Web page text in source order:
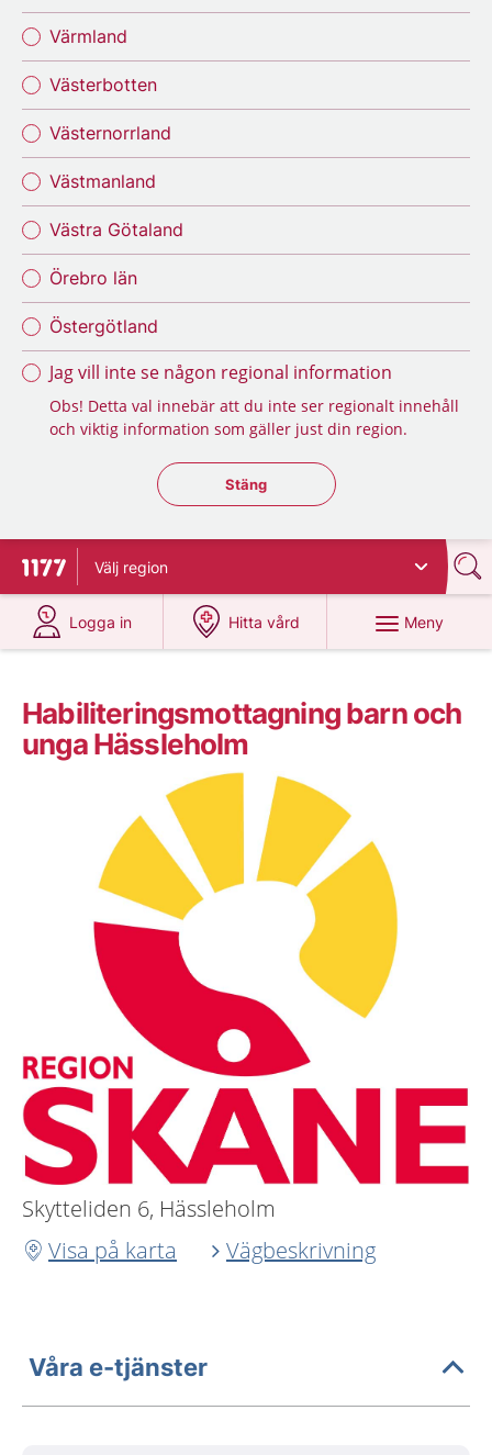
Värmland
Västerbotten
Västernorrland
Västmanland
Västra Götaland
Örebro län
Östergötland
Jag vill inte se någon regional information
Obs! Detta val innebär att du inte ser regionalt innehåll
och viktig information som gäller just din region.
Stäng regionsväljaren
Stäng
Till startsidan för 1177
Välj region
Logga in
på 1177.se
Hitta vård
på 1177.se
Meny
Habiliteringsmottagning barn och
unga Hässleholm
Skytteliden 6, Hässleholm
Visa på karta
Vägbeskrivning
Våra e-tjänster